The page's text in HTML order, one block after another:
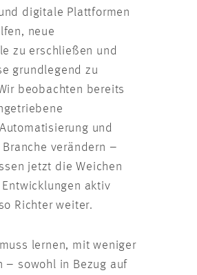
digitale Plattformen
neue
zu erschließen und
grundlegend zu
beobachten bereits
und
verändern –
jetzt die Weichen
aktiv
Richter weiter.
lernen, mit weniger
– sowohl in Bezug auf